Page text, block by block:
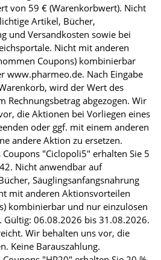
von 59 € (Warenkorbwert). Nicht
Artikel, Bücher,
und Versandkosten sowie bei
Nicht mit anderen
Coupons) kombinierbar
www.pharmeo.de. Nach Eingabe
wird der Wert des
Rechnungsbetrag abgezogen. Wir
die Aktionen bei Vorliegen eines
oder ggf. mit einem anderen
andere Aktion zu ersetzen.
"Ciclopoli5" erhalten Sie 5
Nicht anwendbar auf
Säuglingsanfangsnahrung
mit anderen Aktionsvorteilen
kombinierbar und nur einzulösen
06.08.2026 bis 31.08.2026.
Wir behalten uns vor, die
Keine Barauszahlung.